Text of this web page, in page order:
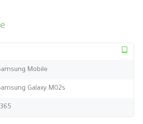
Mobile
Galaxy M02s